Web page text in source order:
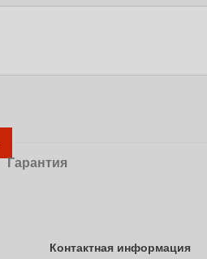
Гарантия
Контактная информация